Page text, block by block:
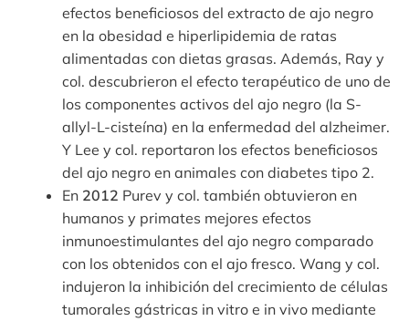
efectos beneficiosos del extracto de ajo negro
en la obesidad e hiperlipidemia de ratas
alimentadas con dietas grasas. Además, Ray y
col. descubrieron el efecto terapéutico de uno de
los componentes activos del ajo negro (la S-
allyl-L-cisteína) en la enfermedad del alzheimer.
Y Lee y col. reportaron los efectos beneficiosos
del ajo negro en animales con diabetes tipo 2.
En 2012 Purev y col. también obtuvieron en
humanos y primates mejores efectos
inmunoestimulantes del ajo negro comparado
con los obtenidos con el ajo fresco. Wang y col.
indujeron la inhibición del crecimiento de células
tumorales gástricas in vitro e in vivo mediante